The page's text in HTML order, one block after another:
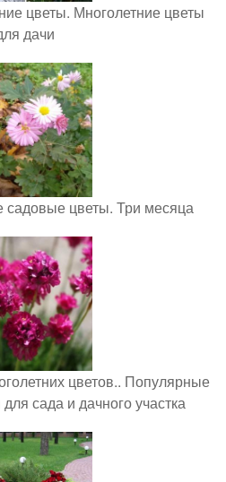
цветы. Многолетние цветы
дачи
садовые цветы. Три месяца
цветов.. Популярные
сада и дачного участка